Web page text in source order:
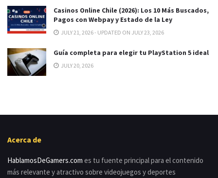
Casinos Online Chile (2026): Los 10 Más Buscados,
Pagos con Webpay y Estado de la Ley
JULY 21, 2026 - UPDATED ON JULY 23, 2026
Guía completa para elegir tu PlayStation 5 ideal
JULY 20, 2026
Acerca de
HablamosDeGamers.com es tu fuente principal para el contenido
más relevante y atractivo sobre videojuegos y deportes